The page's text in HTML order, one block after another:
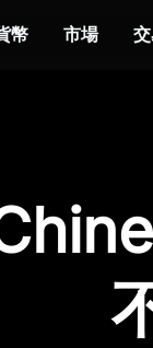
幣 市場